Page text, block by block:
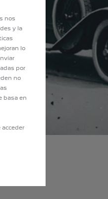
nos
y la
lo
por
no
basa en